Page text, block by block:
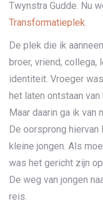
Twynstra Gudde. Nu
Transformatieplek.
De plek die ik
broer, vriend, collega,
identiteit. Vroeger
het laten ontstaan
Maar daarin ga ik van
De oorsprong
kleine jongen. Als
was het gericht zijn
De weg van jongen
reis.